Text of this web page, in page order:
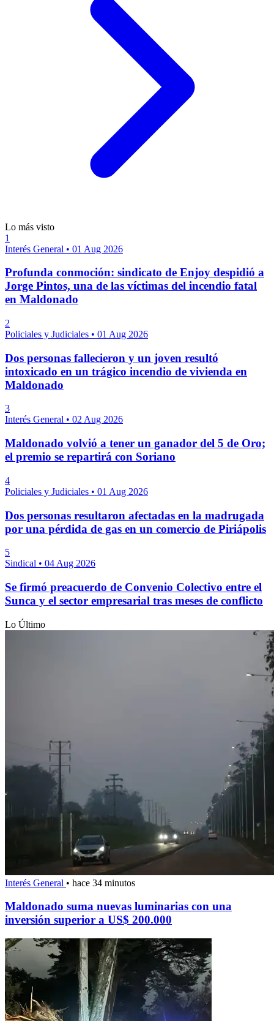
Lo más visto
1
Interés General • 01 Aug 2026
Profunda conmoción: sindicato de Enjoy despidió a
Jorge Pintos, una de las víctimas del incendio fatal
en Maldonado
2
Policiales y Judiciales • 01 Aug 2026
Dos personas fallecieron y un joven resultó
intoxicado en un trágico incendio de vivienda en
Maldonado
3
Interés General • 02 Aug 2026
Maldonado volvió a tener un ganador del 5 de Oro;
el premio se repartirá con Soriano
4
Policiales y Judiciales • 01 Aug 2026
Dos personas resultaron afectadas en la madrugada
por una pérdida de gas en un comercio de Piriápolis
5
Sindical • 04 Aug 2026
Se firmó preacuerdo de Convenio Colectivo entre el
Sunca y el sector empresarial tras meses de conflicto
Lo Último
Interés General • hace 34 minutos
Maldonado suma nuevas luminarias con una
inversión superior a US$ 200.000